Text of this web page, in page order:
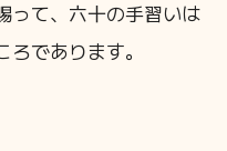
って、六十の手習いは
であります。